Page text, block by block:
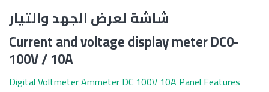
شاشة لعرض الجهد والتيار
Current and voltage display meter DC0-
100V / 10A
Digital Voltmeter Ammeter DC 100V 10A Panel Features